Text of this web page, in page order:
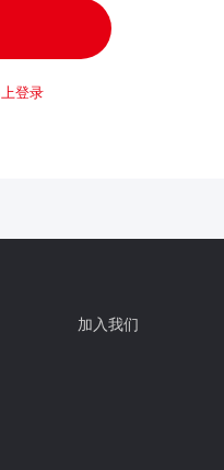
登录
加入我们